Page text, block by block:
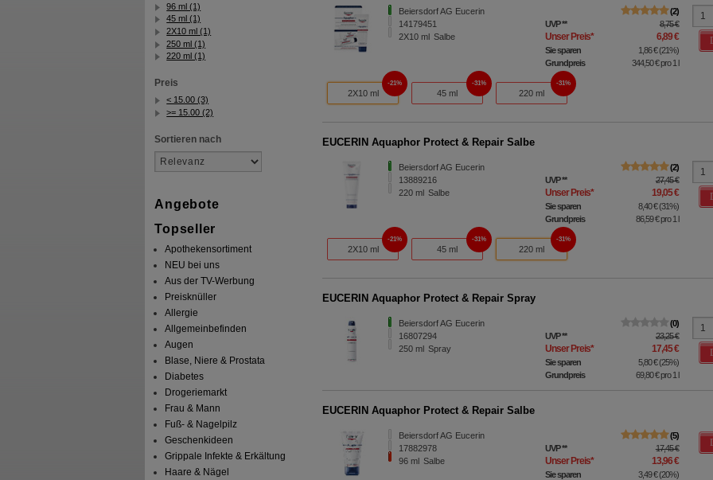
96 ml (1)
45 ml (1)
2X10 ml (1)
250 ml (1)
220 ml (1)
Preis
< 15.00 (3)
>= 15.00 (2)
Sortieren nach
Angebote
Topseller
Apothekensortiment
NEU bei uns
Aus der TV-Werbung
Preisknüller
Allergie
Allgemeinbefinden
Augen
Blase, Niere & Prostata
Diabetes
Drogeriemarkt
Frau & Mann
Fuß- & Nagelpilz
Geschenkideen
Grippale Infekte & Erkältung
Haare & Nägel
Beiersdorf AG Eucerin
14179451
2X10 ml Salbe
2
UVP** 8,75 €
Unser Preis* 6,89 €
Sie sparen 1,86 €(21%)
Grundpreis
344,50 €pro 1 l
2X10 ml
21%
45 ml
31%
220 ml
31%
EUCERIN Aquaphor Protect & Repair Salbe
Beiersdorf AG Eucerin
13889216
220 ml Salbe
2
UVP** 27,45 €
Unser Preis* 19,05 €
Sie sparen 8,40 €(31%)
Grundpreis
86,59 €pro 1 l
2X10 ml
21%
45 ml
31%
220 ml
31%
EUCERIN Aquaphor Protect & Repair Spray
Beiersdorf AG Eucerin
16807294
250 ml Spray
0
UVP** 23,25 €
Unser Preis* 17,45 €
Sie sparen 5,80 €(25%)
Grundpreis
69,80 €pro 1 l
EUCERIN Aquaphor Protect & Repair Salbe
Beiersdorf AG Eucerin
17882978
96 ml Salbe
5
UVP** 17,45 €
Unser Preis* 13,96 €
Sie sparen 3,49 €(20%)